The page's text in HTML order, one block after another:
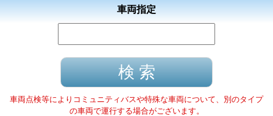
車両指定
車両点検等によりコミュニティバスや特殊な車両について、別のタイプ
の車両で運行する場合がございます。